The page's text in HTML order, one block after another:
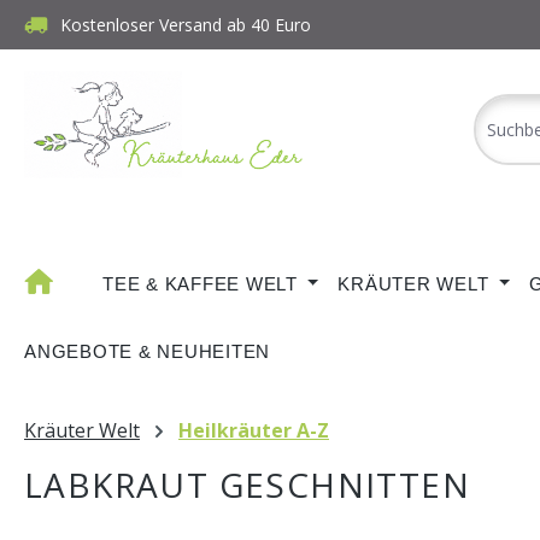
Hauptinhalt springen
Zur Suche springen
Zur Hauptnavigation springen
Kostenloser Versand ab 40 Euro
TEE & KAFFEE WELT KRÄUTER WELT
ANGEBOTE & NEUHEITEN
Kräuter Welt Heilkräuter A-Z
LABKRAUT GESCHNITTEN